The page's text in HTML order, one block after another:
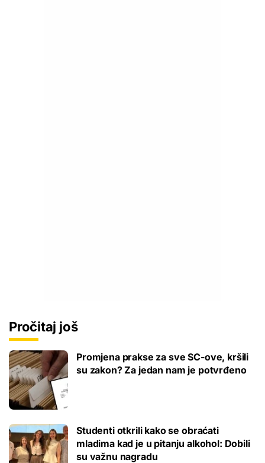
Pročitaj još
Promjena prakse za sve SC-ove, kršili
su zakon? Za jedan nam je potvrđeno
Studenti otkrili kako se obraćati
mladima kad je u pitanju alkohol: Dobili
su važnu nagradu